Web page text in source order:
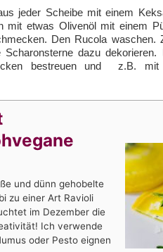
jeder Scheibe mit einem
mit etwas Olivenöl mit einem
Den Rucola waschen.
dazu
bestreuen und z.B. mit
und dünn gehobelte
zu einer Art Ravioli
im Dezember die
Ich verwende
oder Pesto eignen